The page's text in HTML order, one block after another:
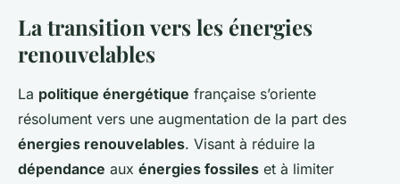
La transition vers les énergies
renouvelables
La politique énergétique française s’oriente
résolument vers une augmentation de la part des
énergies renouvelables. Visant à réduire la
dépendance aux énergies fossiles et à limiter